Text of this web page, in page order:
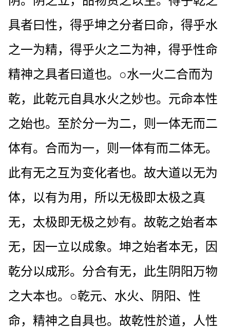
具者曰性，得乎坤之分者曰命，得乎水
之一为精，得乎火之二为神，得乎性命
精神之具者曰道也。○水一火二合而为
乾，此乾元自具水火之妙也。元命本性
之始也。至於分一为二，则一体无而二
体有。合而为一，则一体有而二体无。
此有无之互为变化者也。故大道以无为
体，以有为用，所以无极即太极之真
无，太极即无极之妙有。故乾之始者本
无，因一立以成象。坤之始者本无，因
乾分以成形。分合有无，此生阴阳万物
之大本也。○乾元、水火、阴阳、性
命，精神之自具也。故乾性於道，人性